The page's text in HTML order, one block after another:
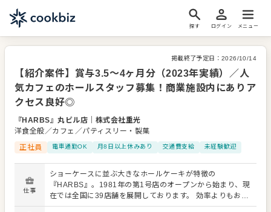
探す ログイン メニュー
掲載終了予定日： 2026/10/14
【紹介案件】賞与3.5～4ヶ月分（2023年実績）／人
気カフェのホールスタッフ募集！商業施設内にありア
クセス良好◎
『HARBS』丸ビル店
株式会社重光
洋食全般／カフェ／パティスリー・製菓
正社員
電車通勤OK 月8日以上休みあり 交通費支給 未経験歓迎
仕事
ショーケースに並ぶ大きなホールケーキが特徴の
『HARBS』。1981年の第1号店のオープンから始まり、現
在では全国に39店舗を展開しております。 効率よりもおい
しさを追求。厳選した素材を使用して手作りし、新鮮な状